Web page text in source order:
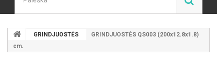
GRINDJUOSTĖS
GRINDJUOSTĖS QS003 (200x12.8x1.8)
cm.